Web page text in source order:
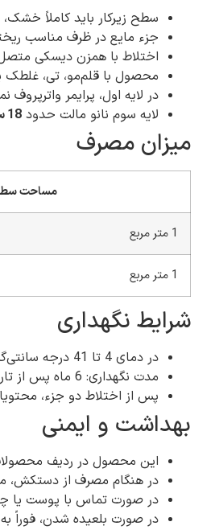
سطح زیرکار باید کاملاً خشک،
جزء مایع در ظرف مناسب
اختلاط با همزن دیسکی
محصول با قلم‌مو، تی، غلطک
در لایه اول، پرایمر
لایه سوم نانو مالت حدود 18 ساعت
میزان مصرف
مساحت
1 متر مربع
1 متر مربع
شرایط نگهداری
در دمای 4 تا 41 درجه سانتی‌گراد، دور از یخ‌زدگی و تابش مستقیم آفتاب نگهداری شود.
مدت نگهداری: 6 ماه پس از تاریخ تولید.
پس از اختلاط دو جزء،
بهداشت و ایمنی
این محصول در ردیف
در هنگام مصرف از دستکش،
در صورت تماس با پوست یا
در صورت بلعیده شدن، فوراً